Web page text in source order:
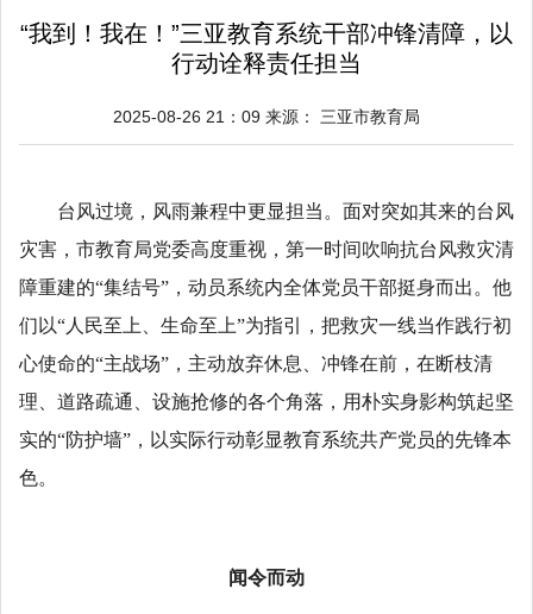
“我到！我在！”三亚教育系统干部冲锋清障，以
行动诠释责任担当​
2025-08-26 21：09 来源： 三亚市教育局
台风过境，风雨兼程中更显担当。面对突如其来的台风
灾害，市教育局党委高度重视，第一时间吹响抗台风救灾清
障重建的“集结号”，动员系统内全体党员干部挺身而出。他
们以“人民至上、生命至上”为指引，把救灾一线当作践行初
心使命的“主战场”，主动放弃休息、冲锋在前，在断枝清
理、道路疏通、设施抢修的各个角落，用朴实身影构筑起坚
实的“防护墙”，以实际行动彰显教育系统共产党员的先锋本
色。
闻令而动